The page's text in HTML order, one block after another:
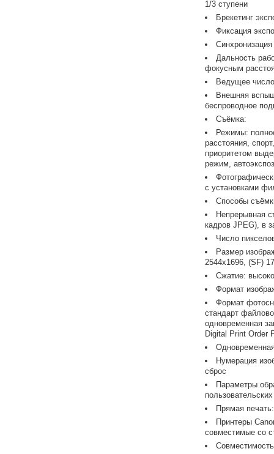
1/3 ступени
Брекетинг
Фиксация
Дальность
фокусным
Ведущее
Внешняя
беспроводное
Съёмка:
Режимы:
расстояния,
приоритетом
режим,
с установками
Способы
Непрерывная
кадров JPEG), в
Число
Размер
2544x1696, (SF)
Сжатие:
Формат
Формат
стандарт
одновременная
Digital Print Order
Нумерация
сброс
Параметры
Прямая печать:
Принтеры
совместимые со